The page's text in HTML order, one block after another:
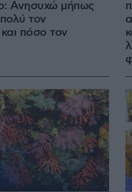
Ανησυχώ μήπως
τον
πόσο τον